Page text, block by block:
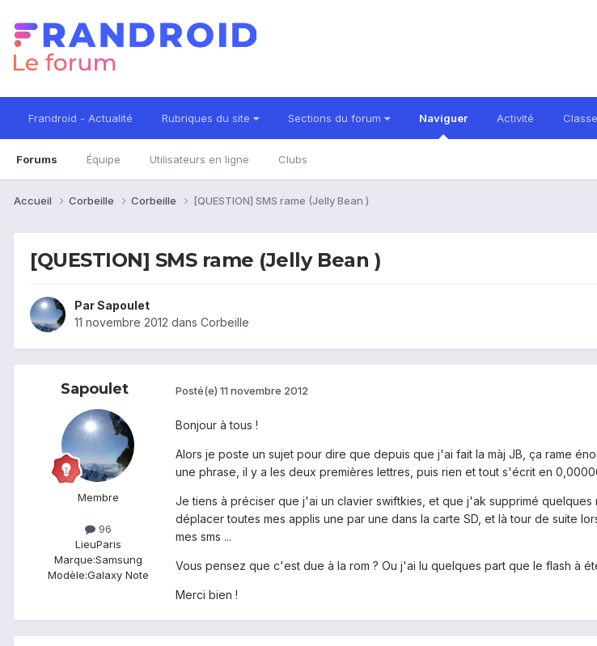
Frandroid - Actualité Rubriques du site Sections du forum Naviguer
Forums Équipe Utilisateurs en ligne Clubs
Activité
Accueil Corbeille Corbeille [QUESTION] SMS rame (Jelly Bean )
[QUESTION] SMS rame (Jelly Bean )
ParSapoulet
11 novembre 2012 dans Corbeille
Sapoulet
Membre
96
LieuParis
Marque:Samsung
Modèle:Galaxy Note
Posté(e) 11 novembre 2012
Bonjour à tous !
Alors je poste un sujet pour dire que depuis que j'ai fait la màj JB, ça rame
une phrase, il y a les deux premières lettres, puis rien et tout s'écrit en
Je tiens à préciser que j'ai un clavier swiftkies, et que j'ak supprimé
déplacer toutes mes applis une par une dans la carte SD, et là tour de suite
mes sms ...
Vous pensez que c'est due à la rom ? Ou j'ai lu quelques part que le flash à
Merci bien !